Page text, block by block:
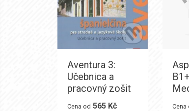
Aventura 3:
Učebnica a
pracovný zošit
Cena od 565 Kč Cena